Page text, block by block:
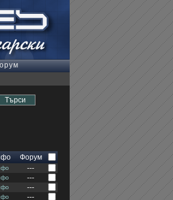
Форум
---
---
---
---